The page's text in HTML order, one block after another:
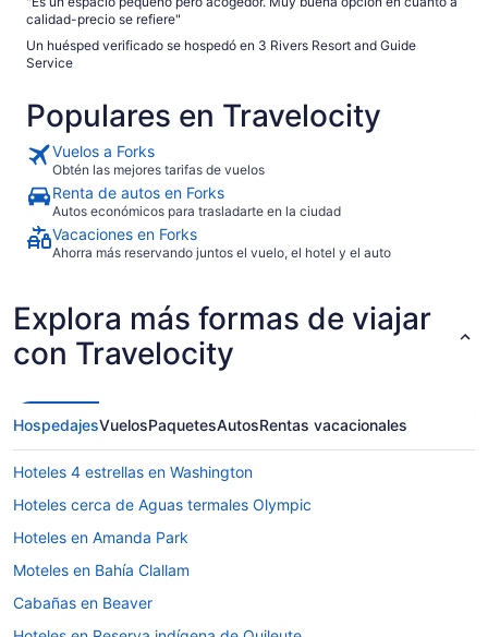
calidad-precio se refiere"
Un huésped verificado se hospedó en 3 Rivers Resort and Guide
Service
Populares en Travelocity
Vuelos a Forks
Obtén las mejores tarifas de vuelos
Renta de autos en Forks
Autos económicos para trasladarte en la ciudad
Vacaciones en Forks
Ahorra más reservando juntos el vuelo, el hotel y el auto
Explora más formas de viajar
con Travelocity
HospedajesVuelosPaquetesAutosRentas vacacionales
Hoteles 4 estrellas en Washington
Hoteles cerca de Aguas termales Olympic
Hoteles en Amanda Park
Moteles en Bahía Clallam
Cabañas en Beaver